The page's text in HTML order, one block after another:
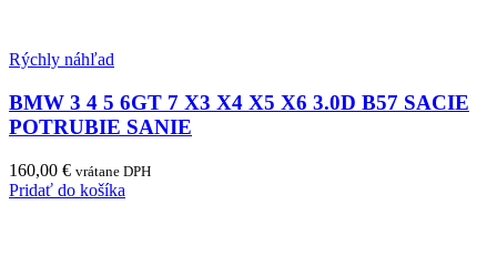
Rýchly náhľad
BMW 3 4 5 6GT 7 X3 X4 X5 X6 3.0D B57 SACIE
POTRUBIE SANIE
160,00 € vrátane DPH
Pridať do košíka